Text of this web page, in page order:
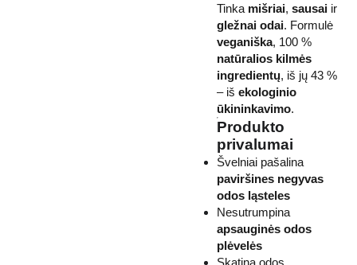
Tinka mišriai, sausai ir
gležnai odai. Formulė
veganiška, 100 %
natūralios kilmės
ingredientų, iš jų 43 %
– iš ekologinio
ūkininkavimo.
Produkto
privalumai
Švelniai pašalina
paviršines negyvas
odos ląsteles
Nesutrumpina
apsauginės odos
plėvelės
Skatina odos